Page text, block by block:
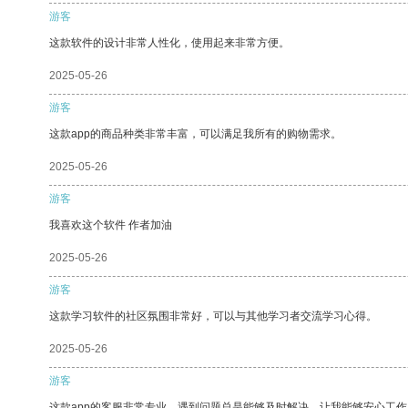
游客
这款软件的设计非常人性化，使用起来非常方便。
2025-05-26
游客
这款app的商品种类非常丰富，可以满足我所有的购物需求。
2025-05-26
游客
我喜欢这个软件 作者加油
2025-05-26
游客
这款学习软件的社区氛围非常好，可以与其他学习者交流学习心得。
2025-05-26
游客